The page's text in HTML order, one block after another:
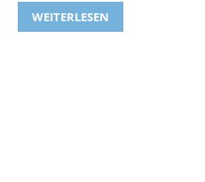
WEITERLESEN